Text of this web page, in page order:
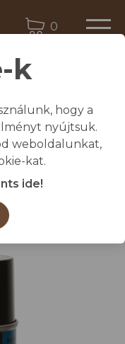
0
ml
k
hogy a
nyújtsuk.
weboldalunkat,
kat.
ide!